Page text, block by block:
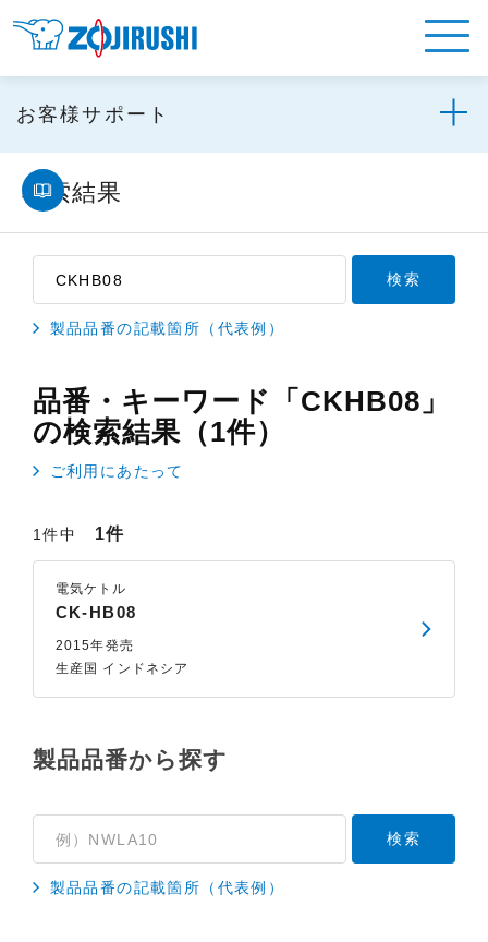
お客様サポート
検索結果
製品品番の記載箇所（代表例）
品番・キーワード「CKHB08」
の検索結果（1件）
ご利用にあたって
1件中 1件
電気ケトル
CK-HB08
2015年発売
生産国 インドネシア
製品品番から探す
製品品番の記載箇所（代表例）